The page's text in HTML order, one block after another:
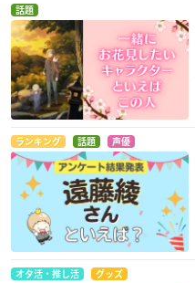
話題
ランキング 話題 声優
オタ活・推し活 グッズ